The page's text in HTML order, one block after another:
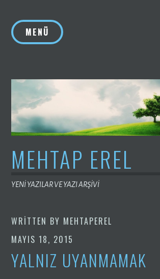
MENÜ
MEHTAP EREL
YENİ YAZILAR VE YAZI ARŞİVİ
WRITTEN BY MEHTAPEREL
MAYIS 18, 2015
YALNIZ UYANMAMAK